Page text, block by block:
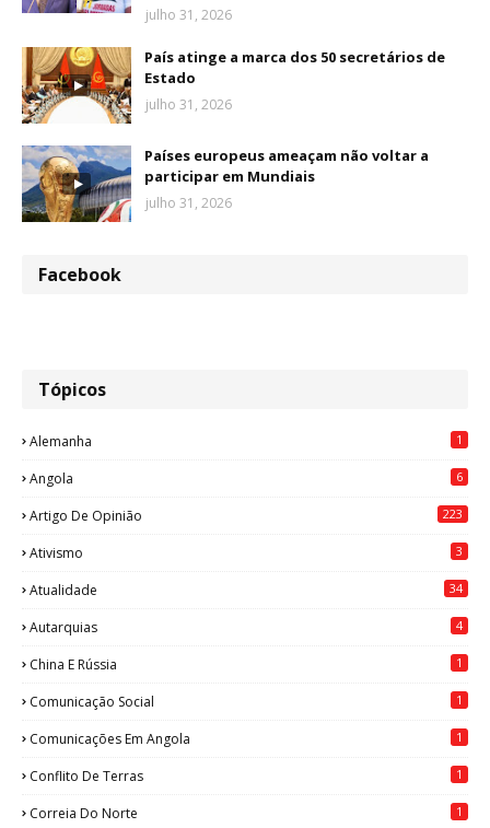
julho 31, 2026
País atinge a marca dos 50 secretários de
Estado
julho 31, 2026
Países europeus ameaçam não voltar a
participar em Mundiais
julho 31, 2026
Facebook
Tópicos
Alemanha 1
Angola 6
Artigo De Opinião 223
Ativismo 3
Atualidade 34
Autarquias 4
China E Rússia 1
Comunicação Social 1
Comunicações Em Angola 1
Conflito De Terras 1
Correia Do Norte 1